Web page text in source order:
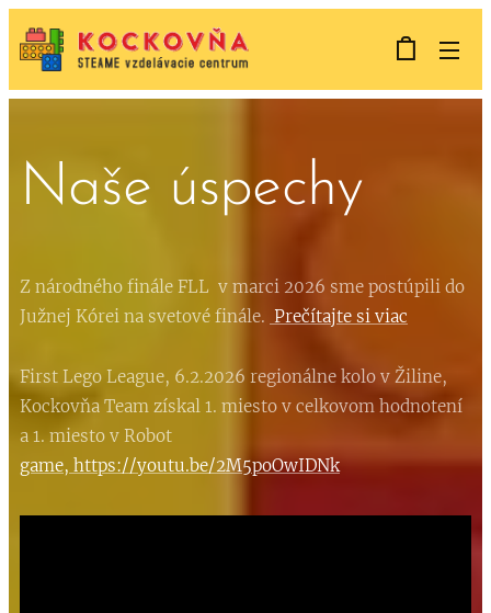
Naše úspechy
Z národného finále FLL v marci 2026 sme postúpili do
Južnej Kórei na svetové finále. Prečítajte si viac
First Lego League, 6.2.2026 regionálne kolo v Žiline,
Kockovňa Team získal 1. miesto v celkovom hodnotení
a 1. miesto v Robot
game, https://youtu.be/2M5poOwIDNk